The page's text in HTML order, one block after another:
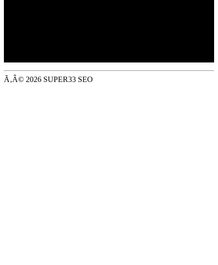
Ã‚Â© 2026 SUPER33 SEO